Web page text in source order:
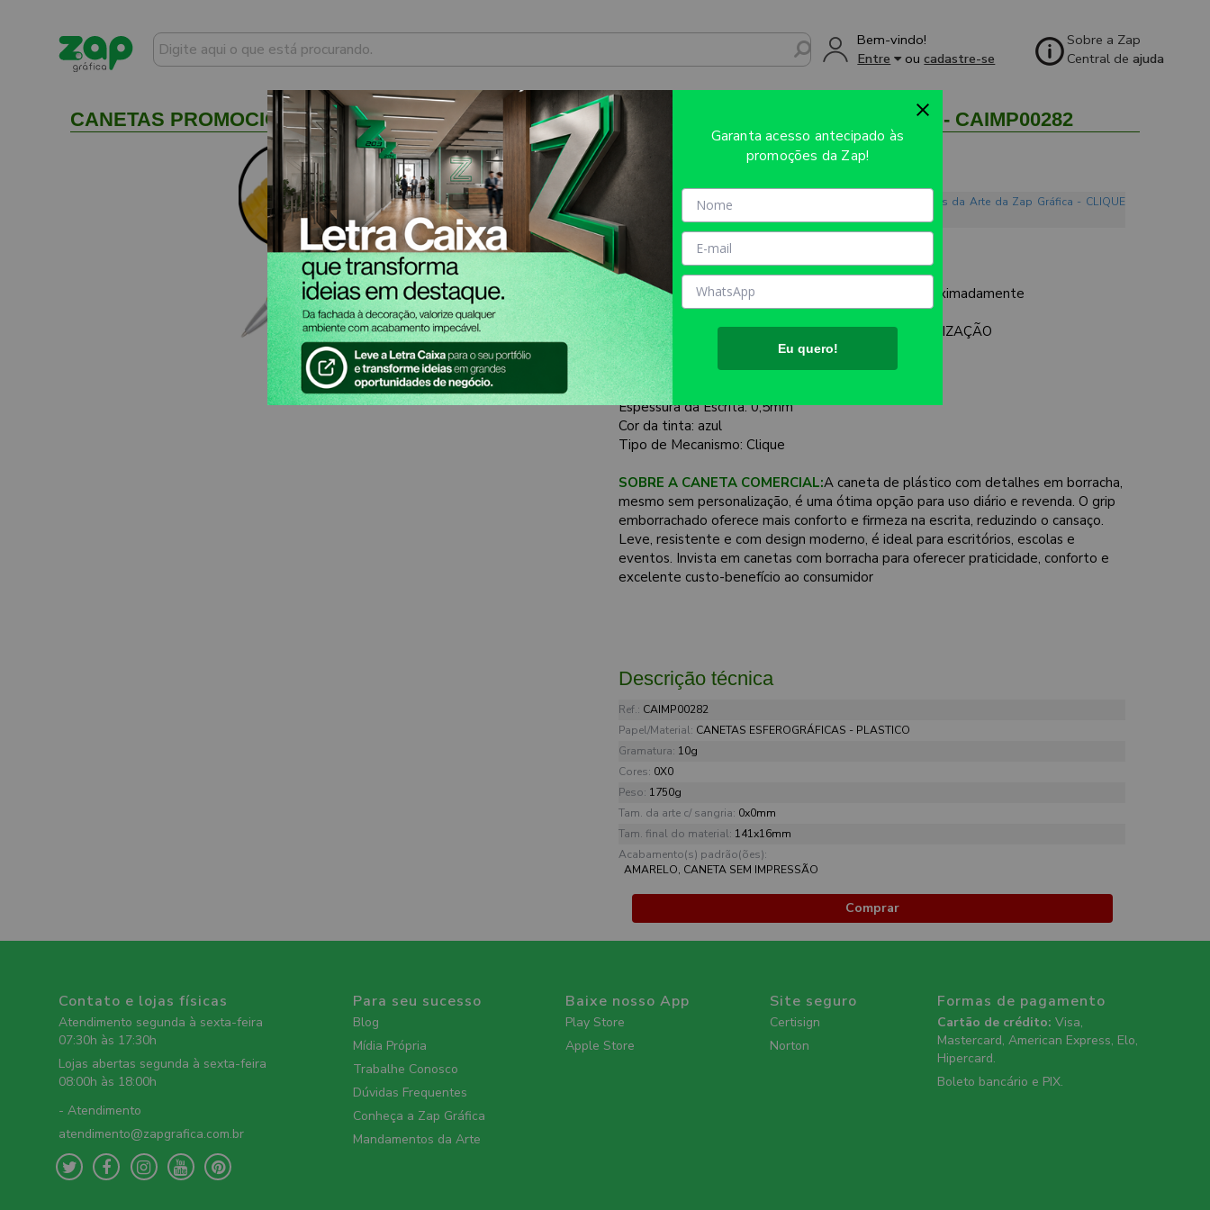
Bem-vindo!
Entre
oucadastre-se
Sobre a Zap
Central deajuda
CANETAS PROMOCIONAIS SEM PERSONALIZAÇÃO COMERCIAL AMARELA - 0X0 - 250unid - CAIMP00282
Sobre o produto
Evite refugos e erros de impressão. Conheça os Mandamentos da Arte da Zap Gráfica - CLIQUE
MATÉRIA PRIMA:PLÁSTICO / BORRACHA
TAMANHO FINAL DO PRODUTO: 140x10mm aproximadamente
TIPO DE IMPRESSÃO:PRODUTO SEM PERSONALIZAÇÃO
INFORMAÇÕES IMPORTANTES:
Espessura da Esfera: 1,0mm
Espessura da Escrita: 0,5mm
Cor da tinta: azul
Tipo de Mecanismo: Clique
SOBRE A CANETA COMERCIAL:A caneta de plástico com detalhes em borracha,
mesmo sem personalização, é uma ótima opção para uso diário e revenda. O grip
emborrachado oferece mais conforto e firmeza na escrita, reduzindo o cansaço.
Leve, resistente e com design moderno, é ideal para escritórios, escolas e
eventos. Invista em canetas com borracha para oferecer praticidade, conforto e
excelente custo-benefício ao consumidor
Descrição técnica
Ref.: CAIMP00282
Papel/Material: CANETAS ESFEROGRÁFICAS - PLASTICO
Gramatura: 10g
Cores: 0X0
Peso: 1750g
Tam. da arte c/ sangria: 0x0mm
Tam. final do material: 141x16mm
Acabamento(s) padrão(ões):
AMARELO, CANETA SEM IMPRESSÃO
Comprar
Contato e lojas físicas
Atendimento segunda à sexta-feira
07:30h às 17:30h
Lojas abertas segunda à sexta-feira
08:00h às 18:00h
- Atendimento
atendimento@zapgrafica.com.br
Para seu sucesso
Blog
Mídia Própria
Trabalhe Conosco
Dúvidas Frequentes
Conheça a Zap Gráfica
Mandamentos da Arte
Baixe nosso App
Play Store
Apple Store
Site seguro
Certisign
Norton
Formas de pagamento
Cartão de crédito: Visa,
Mastercard, American Express, Elo,
Hipercard.
Boleto bancário e PIX.
Garanta acesso antecipado às
promoções da Zap!
Eu quero!